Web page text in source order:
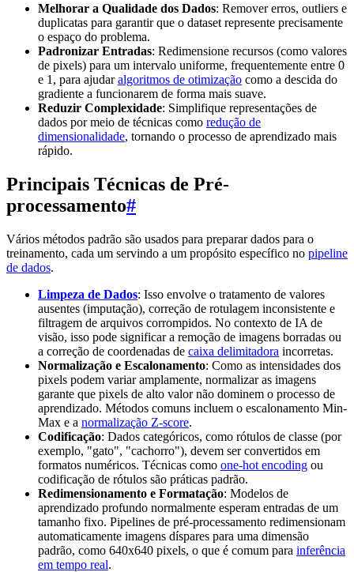
Melhorar a Qualidade dos Dados: Remover erros, outliers e
duplicatas para garantir que o dataset represente precisamente
o espaço do problema.
Padronizar Entradas: Redimensione recursos (como valores
de pixels) para um intervalo uniforme, frequentemente entre 0
e 1, para ajudaralgoritmos de otimização como a descida do
gradiente a funcionarem de forma mais suave.
Reduzir Complexidade: Simplifique representações de
dados por meio de técnicas como redução de
dimensionalidade, tornando o processo de aprendizado mais
rápido.
Principais Técnicas de Pré-
processamento#
Vários métodos padrão são usados para preparar dados para o
treinamento, cada um servindo a um propósito específico no pipeline
de dados.
Limpeza de Dados: Isso envolve o tratamento de valores
ausentes (imputação), correção de rotulagem inconsistente e
filtragem de arquivos corrompidos. No contexto de IA de
visão, isso pode significar a remoção de imagens borradas ou
a correção de coordenadas de caixa delimitadora incorretas.
Normalização e Escalonamento: Como as intensidades dos
pixels podem variar amplamente, normalizar as imagens
garante que pixels de alto valor não dominem o processo de
aprendizado. Métodos comuns incluem o escalonamento Min-
Max e a normalização Z-score.
Codificação: Dados categóricos, como rótulos de classe (por
exemplo, "gato", "cachorro"), devem ser convertidos em
formatos numéricos. Técnicas como one-hot encoding ou
codificação de rótulos são práticas padrão.
Redimensionamento e Formatação: Modelos de
aprendizado profundo normalmente esperam entradas de um
tamanho fixo. Pipelines de pré-processamento redimensionam
automaticamente imagens díspares para uma dimensão
padrão, como 640x640 pixels, o que é comum para inferência
em tempo real.